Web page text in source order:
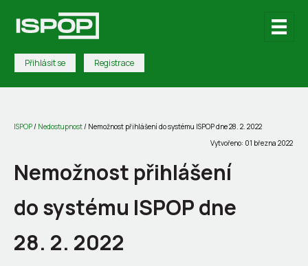
Přihlásit se Registrace
ISPOP/ Nedostupnost/ Nemožnost přihlášení do systému ISPOP dne 28. 2. 2022
Vytvořeno: 01 března 2022
Nemožnost přihlášení
do systému ISPOP dne
28. 2. 2022